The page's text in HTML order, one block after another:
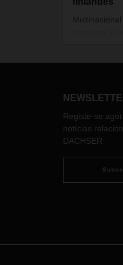
europeia.
Registe-se
notícias
DACHSER